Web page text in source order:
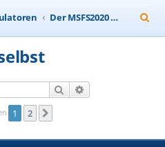
Der MSFS2020 daselbst
u
Suche
1 2